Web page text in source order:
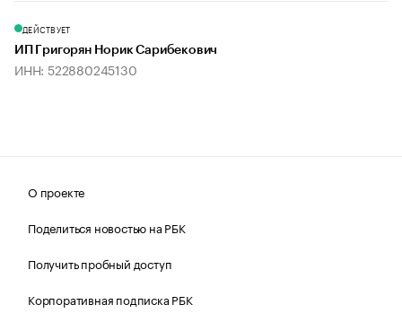
ДЕЙСТВУЕТ
ИП Григорян Норик Сарибекович
ИНН: 522880245130
О проекте
Поделиться новостью на РБК
Получить пробный доступ
Корпоративная подписка РБК